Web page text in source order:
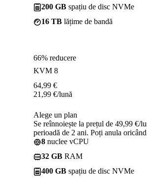
200 GB spațiu de disc NVMe
16 TB lățime de bandă
66% reducere
KVM 8
64,99 €
21,99 €/lună
Alege un plan
Se reînnoiește la prețul de 49,99 €/
perioadă de 2 ani. Poți anula
8 nuclee vCPU
32 GB RAM
400 GB spațiu de disc NVMe